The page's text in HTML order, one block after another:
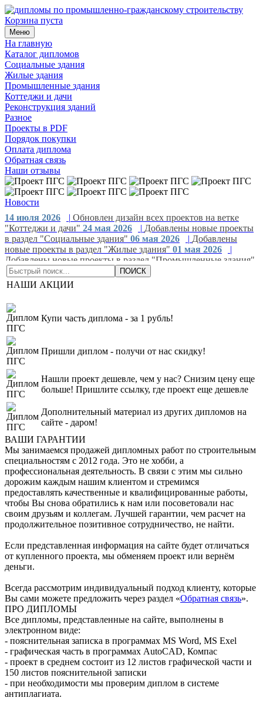
Корзина пуста
Меню
На главную
Каталог дипломов
Социальные здания
Жилые здания
Промышленные здания
Коттеджи и дачи
Реконструкция зданий
Разное
Проекты в PDF
Порядок покупки
Оплата диплома
Обратная связь
Наши отзывы
Новости
14 июля 2026
| Обновлен дизайн всех проектов на ветке
"Коттеджи и дачи" 24 мая 2026 | Добавлены новые проекты
в раздел "Социальные здания" 06 мая 2026 | Добавлены
новые проекты в раздел "Жилые здания" 01 мая 2026
|
Добавлены новые проекты в раздел "Промышленные здания"
НАШИ АКЦИИ
Купи часть диплома - за 1 рубль!
Пришли диплом - получи от нас скидку!
Нашли проект дешевле, чем у нас? Снизим цену еще
больше! Пришлите ссылку, где проект еще дешевле
Дополнительный материал из других дипломов на
сайте - даром!
ВАШИ ГАРАНТИИ
Мы занимаемся продажей дипломных работ по строительным
специальностям с 2012 года. Это не хобби, а
профессиональная деятельность. В связи с этим мы сильно
дорожим каждым нашим клиентом и стремимся
предоставлять качественные и квалифицированные работы,
чтобы Вы снова обратились к нам или посоветовали нас
своим друзьям и коллегам. Лучшей гарантии, чем расчет на
продолжительное позитивное сотрудничество, не найти.
Если представленная информация на сайте будет отличаться
от купленного проекта, мы обменяем проект или вернём
деньги.
Всегда рассмотрим индивидуальный подход клиенту, которые
Вы сами можете предложить через раздел «Обратная связь».
ПРО ДИПЛОМЫ
Все дипломы, представленные на сайте, выполнены в
электронном виде:
- пояснительная записка в программах MS Word, MS Exel
- графическая часть в программах AutoCAD, Компас
- проект в среднем состоит из 12 листов графической части и
150 листов пояснительной записки
- при необходимости мы проверим диплом в системе
антиплагиата.